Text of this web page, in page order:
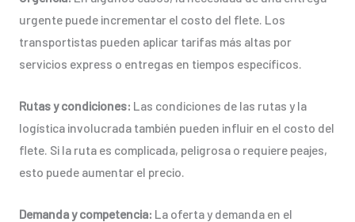
urgente puede incrementar el costo del flete. Los
transportistas pueden aplicar tarifas más altas por
servicios express o entregas en tiempos específicos.
Rutas y condiciones: Las condiciones de las rutas y la
logística involucrada también pueden influir en el costo del
flete. Si la ruta es complicada, peligrosa o requiere peajes,
esto puede aumentar el precio.
Demanda y competencia: La oferta y demanda en el